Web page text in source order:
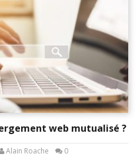
web mutualisé ?
Alain Roache 0